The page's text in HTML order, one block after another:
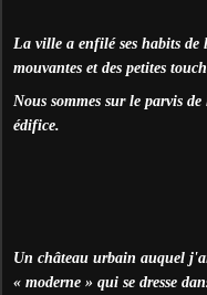
La ville a enfilé ses habits de
mouvantes et des petites
Nous sommes sur le parvis
édifice.
Un château urbain auquel
« moderne » qui se dresse